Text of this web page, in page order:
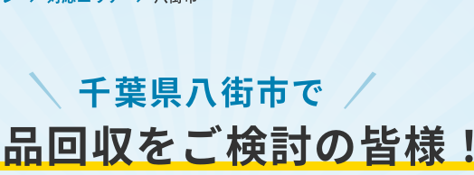
千葉県八街市で
回収をご検討の皆様！